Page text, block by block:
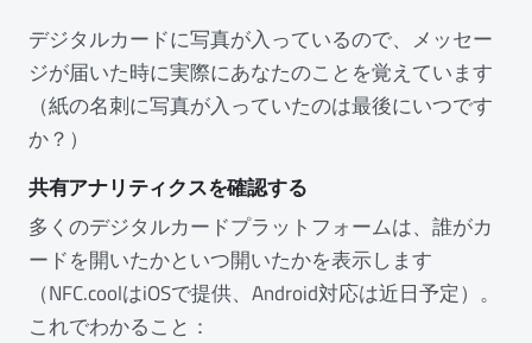
デジタルカードに写真が入っているので、メッセー
ジが届いた時に実際にあなたのことを覚えています
（紙の名刺に写真が入っていたのは最後にいつです
か？）
共有アナリティクスを確認する
多くのデジタルカードプラットフォームは、誰がカ
ードを開いたかといつ開いたかを表示します
（NFC.coolはiOSで提供、Android対応は近日予定）。
これでわかること：